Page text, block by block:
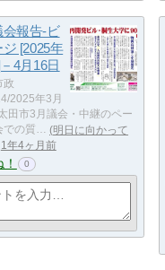
報告‐ビ
[2025年
4月16日
政
2025年3月
田市3月議会・中継のペー
での質…
明日に向かって
1年4ヶ月前
0